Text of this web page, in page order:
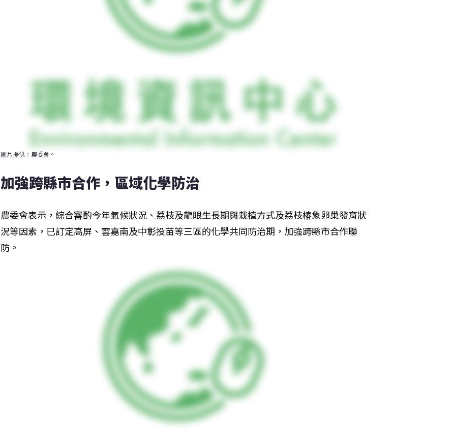
圖片提供：農委會。
加強跨縣市合作，區域化學防治
農委會表示，綜合審酌今年氣候狀況、荔枝及龍眼生長期與栽植方式及荔枝椿象卵巢發育狀
況等因素，已訂定高屏、雲嘉南及中彰投苗等三區的化學共同防治期，加強跨縣市合作聯
防。